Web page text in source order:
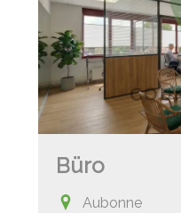
Büro
Aubonne